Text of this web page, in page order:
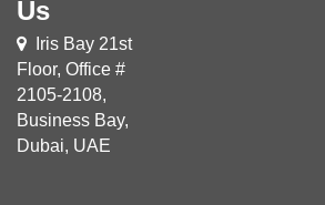
Us
Iris Bay 21st
Floor, Office #
2105-2108,
Business Bay,
Dubai, UAE